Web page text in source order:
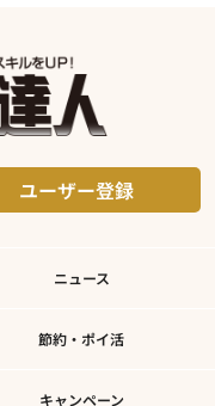
ユーザー登録
ニュース
節約・ポイ活
キャンペーン